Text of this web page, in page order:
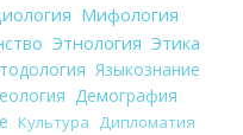
Мифология
Этнология Этика
Языкознание
Демография
Культура
Дипломатия